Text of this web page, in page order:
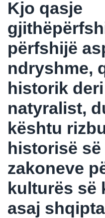
Kjo qasje
përfshijë
ndryshme,
historik
natyralist,
kështu
historisë
zakoneve
kulturës së
asaj